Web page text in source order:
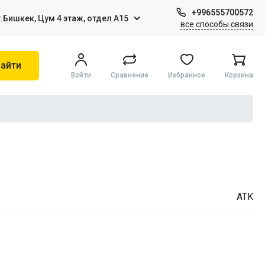
Цум 4 этаж, отдел А15
+996555700572
все способы связи
Войти Сравнение Избранное Корзина
ATK